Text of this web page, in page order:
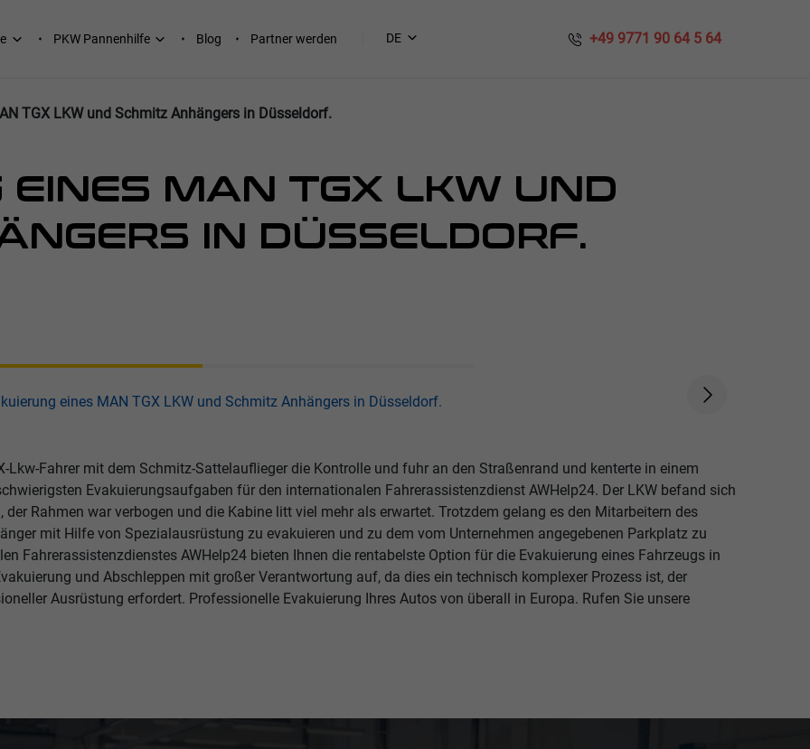
PKW Pannenhilfe Blog Partner werden DE ​​ +49 9771 90 64 5 64
TGX LKW und Schmitz Anhängers in Düsseldorf.
EINES MAN TGX LKW UND
IN DÜSSELDORF.
Lkw-Fahrer mit dem Schmitz-Sattelauflieger die Kontrolle und fuhr an den Straßenrand und kenterte in einem
Evakuierungsaufgaben für den internationalen Fahrerassistenzdienst AWHelp24. Der LKW befand sich
Rahmen war verbogen und die Kabine litt viel mehr als erwartet. Trotzdem gelang es den Mitarbeitern des
mit Hilfe von Spezialausrüstung zu evakuieren und zu dem vom Unternehmen angegebenen Parkplatz zu
Fahrerassistenzdienstes AWHelp24 bieten Ihnen die rentabelste Option für die Evakuierung eines Fahrzeugs in
und Abschleppen mit großer Verantwortung auf, da dies ein technisch komplexer Prozess ist, der
Ausrüstung erfordert. Professionelle Evakuierung Ihres Autos von überall in Europa. Rufen Sie unsere